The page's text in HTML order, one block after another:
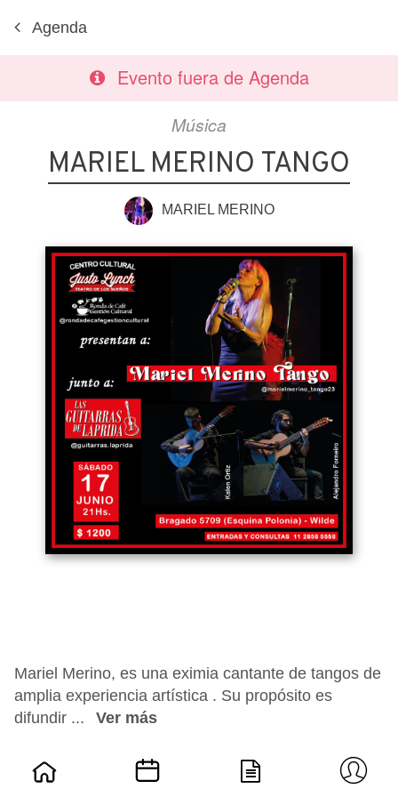
Agenda
Evento fuera de Agenda
Música
MARIEL MERINO TANGO
MARIEL MERINO
Mariel Merino, es una eximia cantante de tangos de
amplia experiencia artística . Su propósito es
difundir ...
Ver más